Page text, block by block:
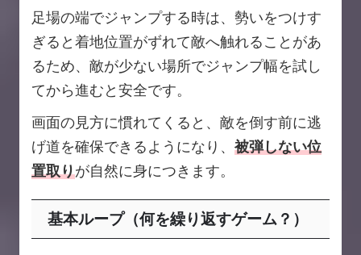
足場の端でジャンプする時は、勢いをつけす
ぎると着地位置がずれて敵へ触れることがあ
るため、敵が少ない場所でジャンプ幅を試し
てから進むと安全です。
画面の見方に慣れてくると、敵を倒す前に逃
げ道を確保できるようになり、 被弾しない位
置取りが自然に身につきます。
基本ループ（何を繰り返すゲーム？）